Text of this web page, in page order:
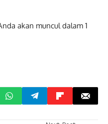
akan muncul dalam 0